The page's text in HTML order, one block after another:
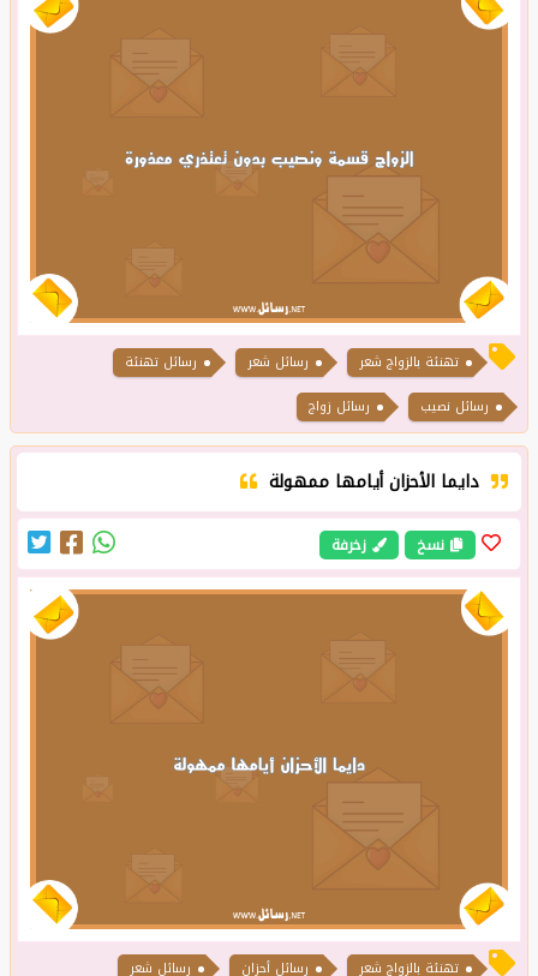
تهنئة بالزواج شعر رسائل شعر
رسائل تهنئة
رسائل نصيب
رسائل زواج
دايما الأحزان أيامها ممهولة
نسخ زخرفة
تهنئة بالزواج شعر رسائل أحزان
رسائل شعر